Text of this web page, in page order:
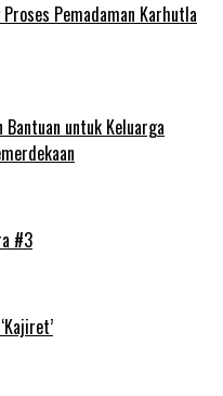
Pemadaman Karhutla
untuk Keluarga
#3